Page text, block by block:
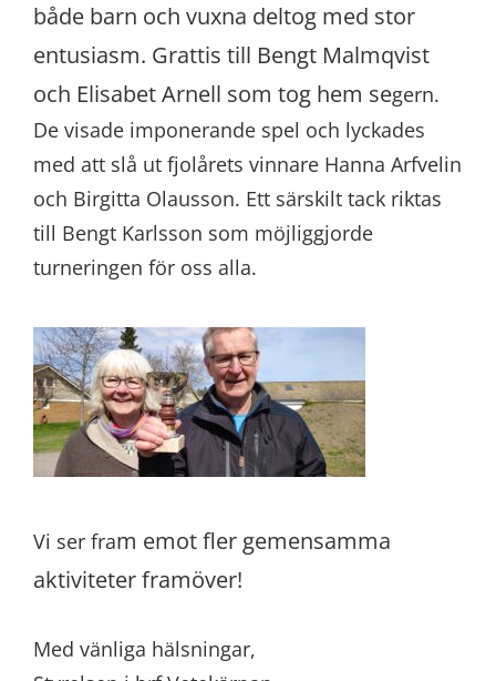
både barn och vuxna deltog med stor
entusiasm. Grattis till Bengt Malmqvist
och Elisabet Arnell som tog hem segern.
De visade imponerande spel och lyckades
med att slå ut fjolårets vinnare Hanna Arfvelin
och Birgitta Olausson. Ett särskilt tack riktas
till Bengt Karlsson som möjliggjorde
turneringen för oss alla.
Vi ser fram emot fler gemensamma
aktiviteter framöver!
Med vänliga hälsningar,